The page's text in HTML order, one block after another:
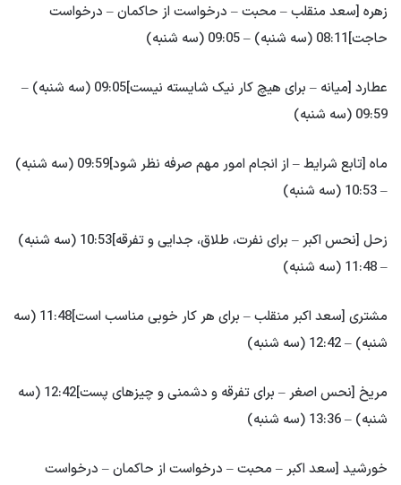
زهره [سعد منقلب – محبت – درخواست از حاکمان – درخواست
حاجت]08:11 (سه شنبه) – 09:05 (سه شنبه)
عطارد [میانه – برای هیچ کار نیک شایسته نیست]09:05 (سه شنبه) –
09:59 (سه شنبه)
ماه [تابع شرایط – از انجام امور مهم صرفه نظر شود]09:59 (سه شنبه)
– 10:53 (سه شنبه)
زحل [نحس اکبر – برای نفرت، طلاق، جدایی و تفرقه]10:53 (سه شنبه)
– 11:48 (سه شنبه)
مشتری [سعد اکبر منقلب – برای هر کار خوبی مناسب است]11:48 (سه
شنبه) – 12:42 (سه شنبه)
مریخ [نحس اصغر – برای تفرقه و دشمنی و چیزهای پست]12:42 (سه
شنبه) – 13:36 (سه شنبه)
خورشید [سعد اکبر – محبت – درخواست از حاکمان – درخواست